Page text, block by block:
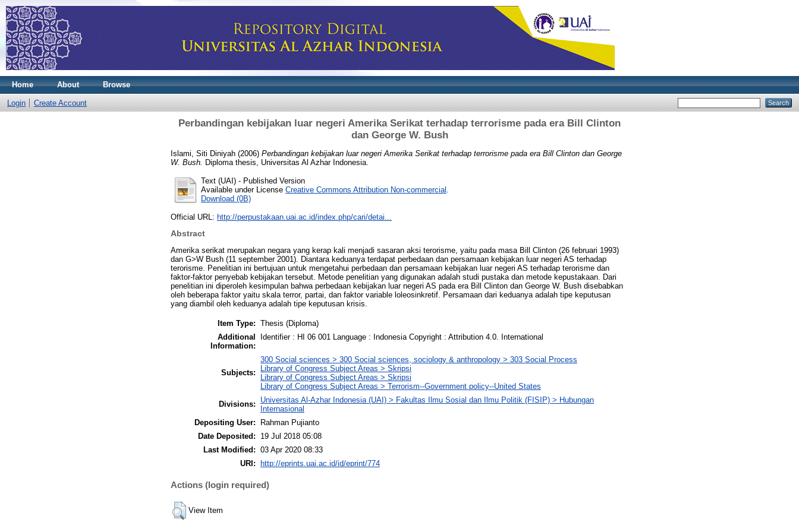
Home About Browse
Login Create Account
Perbandingan kebijakan luar negeri Amerika Serikat terhadap terrorisme pada era Bill Clinton
dan George W. Bush
Islami, Siti Diniyah (2006) Perbandingan kebijakan luar negeri Amerika Serikat terhadap terrorisme pada era Bill Clinton dan George
W. Bush.
Diploma thesis, Universitas Al Azhar Indonesia.
Text (UAI) - Published Version
Available under License Creative Commons Attribution Non-commercial
Download (0B)
Official URL: http://perpustakaan.uai.ac.id/index.php/cari/detai...
Abstract
Amerika serikat merupakan negara yang kerap kali menjadi sasaran aksi terorisme, yaitu pada masa Bill Clinton (26 februari 1993)
dan G>W Bush (11 september 2001). Diantara keduanya terdapat perbedaan dan persamaan kebijakan luar negeri AS terhadap
terorisme. Penelitian ini bertujuan untuk mengetahui perbedaan dan persamaan kebijakan luar negeri AS terhadap terorisme dan
faktor-faktor penyebab kebijakan tersebut. Metode penelitian yang digunakan adalah studi pustaka dan metode kepustakaan. Dari
penelitian ini diperoleh kesimpulan bahwa perbedaan kebijakan luar negeri AS pada era Bill Clinton dan George W. Bush disebabkan
oleh beberapa faktor yaitu skala terror, partai, dan faktor variable loleosinkretif. Persamaan dari keduanya adalah tipe keputusan
yang diambil oleh keduanya adalah tipe keputusan krisis.
Item Type: Thesis (Diploma)
Additional
Information:
Identifier : HI 06 001 Language : Indonesia Copyright : Attribution 4.0. International
Subjects:
300 Social sciences > 300 Social sciences, sociology & anthropology > 303 Social Process
Library of Congress Subject Areas > Skripsi
Library of Congress Subject Areas > Skripsi
Library of Congress Subject Areas > Terrorism--Government policy--United States
Divisions:
Universitas Al-Azhar Indonesia (UAI) > Fakultas Ilmu Sosial dan Ilmu Politik (FISIP) > Hubungan
Internasional
Depositing User:
Rahman Pujianto
Date Deposited:
19 Jul 2018 05:08
Last Modified: 03 Apr 2020 08:33
URI:
http://eprints.uai.ac.id/id/eprint/774
Actions (login required)
View Item